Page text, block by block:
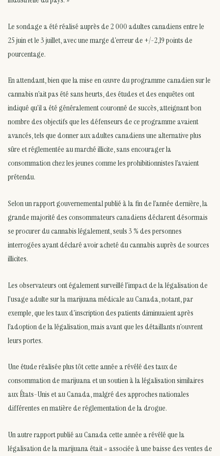
Le sondage a été réalisé auprès de 2 000 adultes canadiens entre le
25 juin et le 3 juillet, avec une marge d’erreur de +/-2,19 points de
pourcentage.
En attendant, bien que la mise en œuvre du programme canadien sur le
cannabis n’ait pas été sans heurts, des études et des enquêtes ont
indiqué qu’il a été généralement couronné de succès, atteignant bon
nombre des objectifs que les défenseurs de ce programme avaient
avancés, tels que donner aux adultes canadiens une alternative plus
sûre et réglementée au marché illicite, sans encourager la
consommation chez les jeunes comme les prohibitionnistes l’avaient
prétendu.
Selon un rapport gouvernemental publié à la fin de l’année dernière, la
grande majorité des consommateurs canadiens déclarent désormais
se procurer du cannabis légalement, seuls 3 % des personnes
interrogées ayant déclaré avoir acheté du cannabis auprès de sources
illicites.
Les observateurs ont également surveillé l’impact de la légalisation de
l’usage adulte sur la marijuana médicale au Canada, notant, par
exemple, que les taux d’inscription des patients diminuaient après
l’adoption de la légalisation, mais avant que les détaillants n’ouvrent
leurs portes.
Une étude réalisée plus tôt cette année a révélé des taux de
consommation de marijuana et un soutien à la légalisation similaires
aux États-Unis et au Canada, malgré des approches nationales
différentes en matière de réglementation de la drogue.
Un autre rapport publié au Canada cette année a révélé que la
légalisation de la marijuana était « associée à une baisse des ventes de